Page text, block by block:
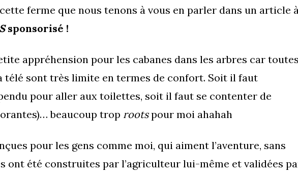
ferme que nous tenons à vous en parler dans un article
sponsorisé !
appréhension pour les cabanes dans les arbres car
télé sont très limite en termes de confort. Soit il faut
pour aller aux toilettes, soit il faut se contenter de
beaucoup trop rootspour moi ahahah
pour les gens comme moi, qui aiment l’aventure, sans
ont été construites par l’agriculteur lui-même et validées